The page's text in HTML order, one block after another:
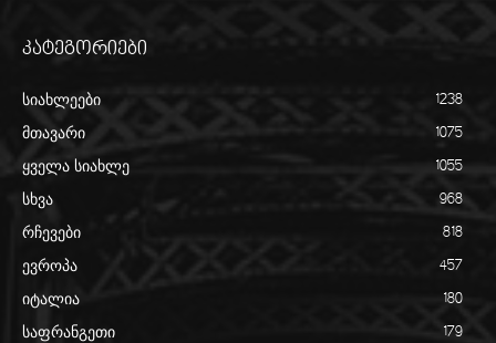
კატეგორიები
სიახლეები 1238
მთავარი 1075
ყველა სიახლე 1055
სხვა 968
რჩევები 818
ევროპა 457
იტალია 180
საფრანგეთი 179